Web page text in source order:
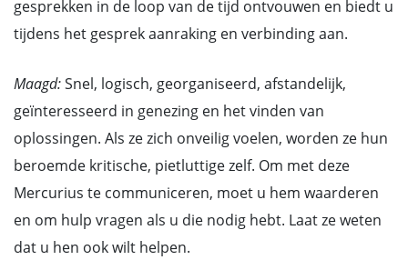
gesprekken in de loop van de tijd ontvouwen en biedt u
tijdens het gesprek aanraking en verbinding aan.
Maagd:Snel, logisch, georganiseerd, afstandelijk,
geïnteresseerd in genezing en het vinden van
oplossingen. Als ze zich onveilig voelen, worden ze hun
beroemde kritische, pietluttige zelf. Om met deze
Mercurius te communiceren, moet u hem waarderen
en om hulp vragen als u die nodig hebt. Laat ze weten
dat u hen ook wilt helpen.